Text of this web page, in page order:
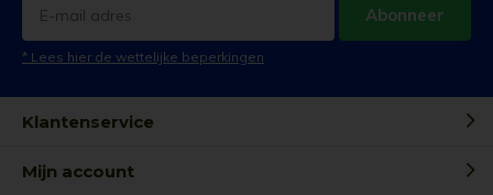
Abonneer
* Lees hier de wettelijke beperkingen
Klantenservice
Mijn account